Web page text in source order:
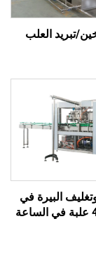
تبريد العلب
البيرة في